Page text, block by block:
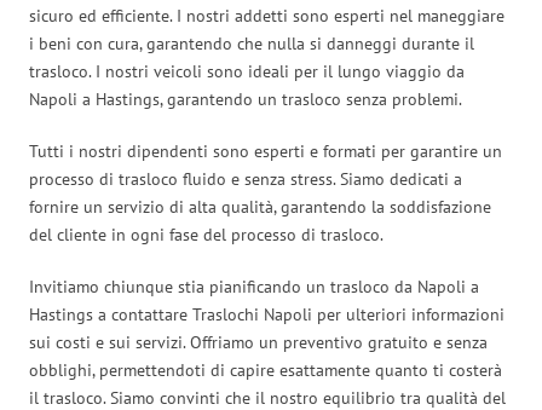
sicuro ed efficiente. I nostri addetti sono esperti nel maneggiare
i beni con cura, garantendo che nulla si danneggi durante il
trasloco. I nostri veicoli sono ideali per il lungo viaggio da
Napoli a Hastings, garantendo un trasloco senza problemi.
Tutti i nostri dipendenti sono esperti e formati per garantire un
processo di trasloco fluido e senza stress. Siamo dedicati a
fornire un servizio di alta qualità, garantendo la soddisfazione
del cliente in ogni fase del processo di trasloco.
Invitiamo chiunque stia pianificando un trasloco da Napoli a
Hastings a contattare Traslochi Napoli per ulteriori informazioni
sui costi e sui servizi. Offriamo un preventivo gratuito e senza
obblighi, permettendoti di capire esattamente quanto ti costerà
il trasloco. Siamo convinti che il nostro equilibrio tra qualità del